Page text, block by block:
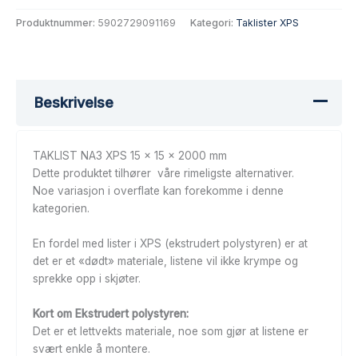
Produktnummer: 5902729091169 Kategori: Taklister XPS
Beskrivelse
TAKLIST NA3 XPS 15 x 15 x 2000 mm
Dette produktet tilhører våre rimeligste alternativer.
Noe variasjon i overflate kan forekomme i denne
kategorien.
En fordel med lister i XPS (ekstrudert polystyren) er at
det er et «dødt» materiale, listene vil ikke krympe og
sprekke opp i skjøter.
Kort om Ekstrudert polystyren:
Det er et lettvekts materiale, noe som gjør at listene er
svært enkle å montere.